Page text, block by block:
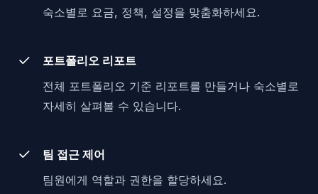
숙소별로 요금, 정책, 설정을 맞춤화하세요.
포트폴리오 리포트
전체 포트폴리오 기준 리포트를 만들거나 숙소별로
자세히 살펴볼 수 있습니다.
팀 접근 제어
팀원에게 역할과 권한을 할당하세요.